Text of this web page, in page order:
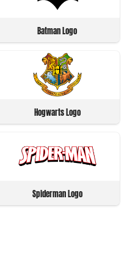
Batman Logo
Hogwarts Logo
Spiderman Logo